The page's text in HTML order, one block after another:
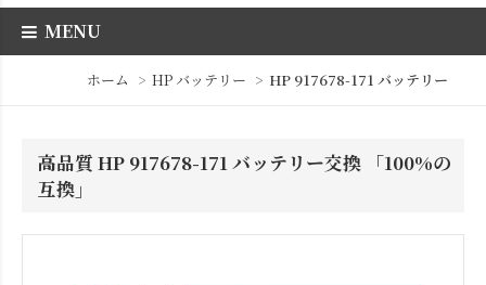
MENU
ホーム HP バッテリー HP 917678-171 バッテリー
高品質 HP 917678-171 バッテリー交換 「100%の
互換」